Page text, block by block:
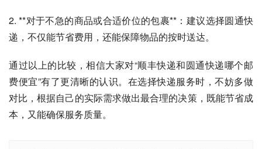
2. **对于不急的商品或合适价位的包裹**：建议选择圆通快
递，不仅能节省费用，还能保障物品的按时送达。
通过以上的比较，相信大家对“顺丰快递和圆通快递哪个邮
费便宜”有了更清晰的认识。在选择快递服务时，不妨多做
对比，根据自己的实际需求做出最合理的决策，既能节省成
本，又能确保服务质量。